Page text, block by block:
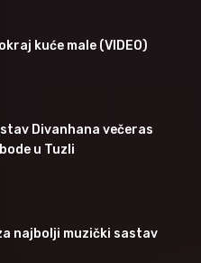
kuće male (VIDEO)
Divanhana večeras
u Tuzli
najbolji muzički sastav